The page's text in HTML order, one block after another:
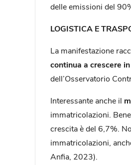
delle emissioni del
LOGISTICA E
La manifestazione
continua a crescere
dell’Osservatorio
Interessante anche il
immatricolazioni.
crescita è del 6,7%.
immatricolazioni,
Anfia, 2023).